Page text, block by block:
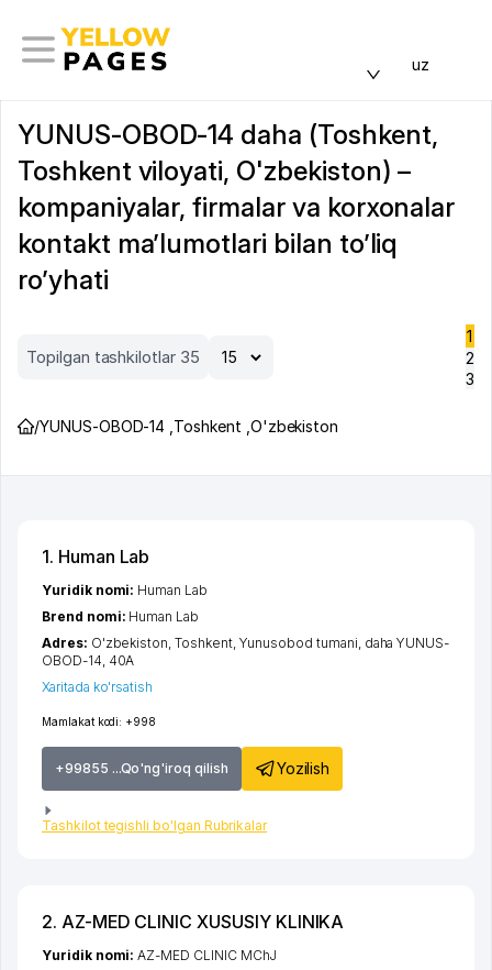
uz
YUNUS-OBOD-14 daha (Toshkent,
Toshkent viloyati, O'zbekiston) –
kompaniyalar, firmalar va korxonalar
kontakt ma’lumotlari bilan to’liq
ro’yhati
Topilgan tashkilotlar 35
1
2
3
/YUNUS-OBOD-14 Toshkent O'zbekiston
1. Human Lab
Mamlakat kodi: +998
+99855 ...Qo'ng'iroq qilish Yozilish
Tashkilot tegishli bo'lgan Rubrikalar
Yuridik nomi: Human Lab
Brend nomi: Human Lab
Adres: O'zbekiston,Toshkent, Yunusobod tumani, daha YUNUS-
OBOD-14, 40А
Xaritada ko'rsatish
2. AZ-MED CLINIC XUSUSIY KLINIKA
Yuridik nomi:AZ-MED CLINIC MChJ